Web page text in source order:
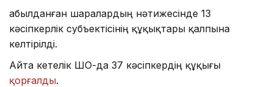
Қабылданған шаралардың нәтижесінде 13
кәсіпкерлік субъектісінің құқықтары қалпына
келтірілді.
Айта кетелік ШҚО-да 37 кәсіпкердің құқығы
қорғалды.